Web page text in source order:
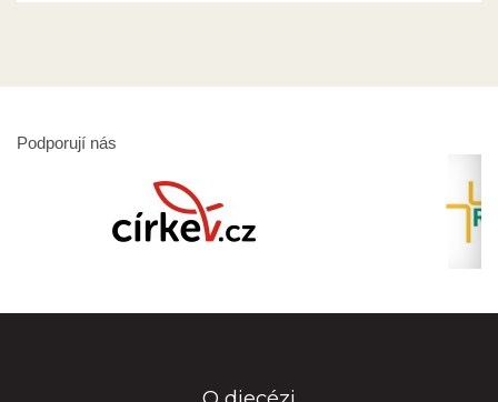
Podporují nás